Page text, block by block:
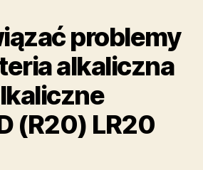
problemy
alkaliczna
(R20) LR20